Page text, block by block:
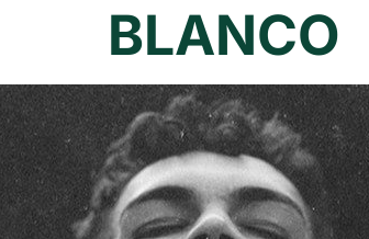
BLANCO